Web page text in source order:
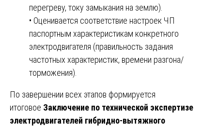
перегреву, току замыкания на землю).
• Оценивается соответствие настроек ЧП
паспортным характеристикам конкретного
электродвигателя (правильность задания
частотных характеристик, времени разгона/
торможения).
По завершении всех этапов формируется
итоговое Заключение по технической экспертизе
электродвигателей гибридно-вытяжного